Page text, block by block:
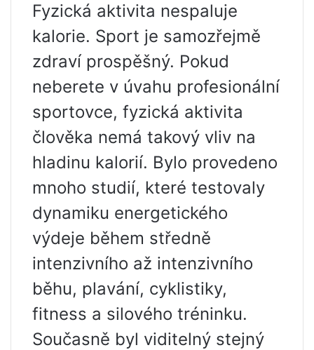
Fyzická aktivita nespaluje
kalorie. Sport je samozřejmě
zdraví prospěšný. Pokud
neberete v úvahu profesionální
sportovce, fyzická aktivita
člověka nemá takový vliv na
hladinu kalorií. Bylo provedeno
mnoho studií, které testovaly
dynamiku energetického
výdeje během středně
intenzivního až intenzivního
běhu, plavání, cyklistiky,
fitness a silového tréninku.
Současně byl viditelný stejný